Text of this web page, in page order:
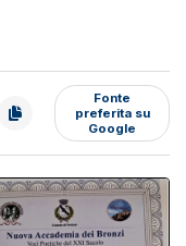
Fonte
preferita su
Google